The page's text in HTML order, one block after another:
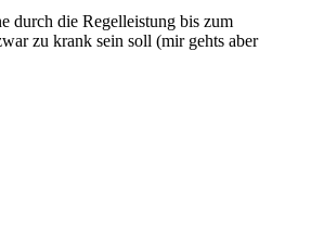
durch die Regelleistung bis zum
zu krank sein soll (mir gehts aber